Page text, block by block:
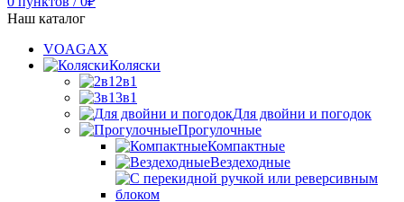
Наш каталог
VOAGAX
Коляски
2в1
3в1
Для двойни и погодок
Прогулочные
Компактные
Вездеходные